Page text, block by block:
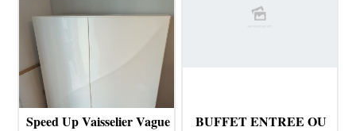
Speed Up Vaisselier Vague
BUFFET ENTREE OU